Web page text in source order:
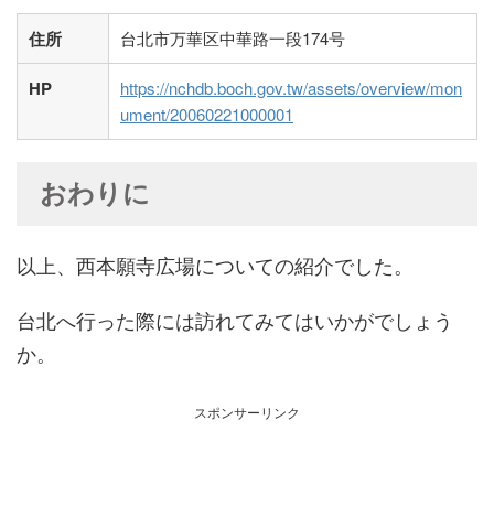
住所 台北市万華区中華路一段174号
HP
https://nchdb.boch.gov.tw/assets/overview/mon
ument/20060221000001
おわりに
以上、西本願寺広場についての紹介でした。
台北へ行った際には訪れてみてはいかがでしょう
か。
スポンサーリンク